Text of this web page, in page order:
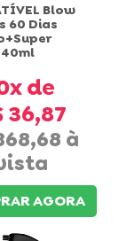
Blow
60 Dias
36,87
AGORA